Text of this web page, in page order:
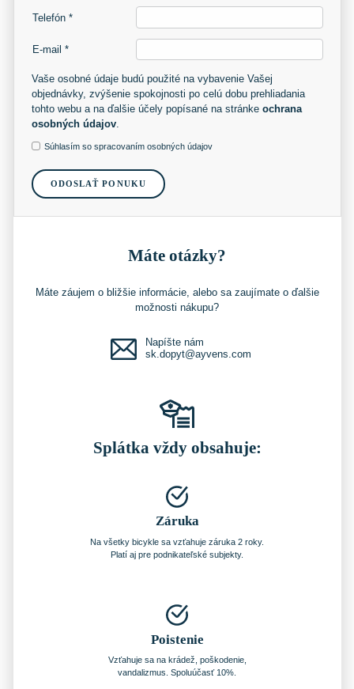
Telefón *
E-mail *
Vaše osobné údaje budú použité na vybavenie Vašej
objednávky, zvýšenie spokojnosti po celú dobu prehliadania
tohto webu a na ďalšie účely popísané na stránke ochrana
osobných údajov.
Súhlasím so spracovaním osobných údajov
ODOSLAŤ PONUKU
Máte otázky?
Máte záujem o bližšie informácie, alebo sa zaujímate o ďalšie
možnosti nákupu?
Napíšte nám
sk.dopyt@ayvens.com
Splátka vždy obsahuje:
Záruka
Na všetky bicykle sa vzťahuje záruka 2 roky.
Platí aj pre podnikateľské subjekty.
Poistenie
Vzťahuje sa na krádež, poškodenie,
vandalizmus. Spoluúčasť 10%.